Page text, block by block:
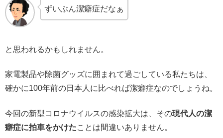
ずいぶん潔癖症だなぁ
と思われるかもしれません。
家電製品や除菌グッズに囲まれて過ごしている私たちは、
確かに100年前の日本人に比べれば潔癖症なのでしょうね。
今回の新型コロナウイルスの感染拡大は、その現代人の潔
癖症に拍車をかけたことは間違いありません。